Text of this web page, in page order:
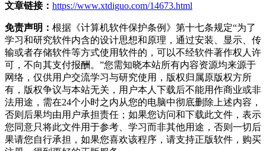
文章链接： https://www.xtdiguo.com/14673.html
免责声明： 根据《计算机软件保护条例》第十七条规定“为了
学习和研究软件内含的设计思想和原理，通过安装、显示、传
输或者存储软件等方式使用软件的，可以不经软件著作权人许
可，不向其支付报酬。”您需知晓本站所有内容资源均来源于
网络，仅供用户交流学习与研究使用，版权归属原版权方所
有，版权争议与本站无关，用户本人下载后不能用作商业或非
法用途，需在24个小时之内从您的电脑中彻底删除上述内容，
否则后果均由用户承担责任；如果您访问和下载此文件，表示
您同意只将此文件用于参考、学习而非其他用途，否则一切后
果请您自行承担，如果您喜欢该程序，请支持正版软件，购买